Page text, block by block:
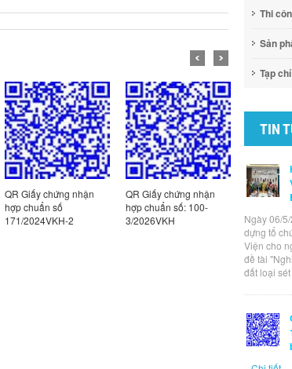
QR Giấy chứng nhận
hợp chuẩn số: 100-
3/2026VKH
QR Giấy chứng nhận
hợp chuẩn số: 100-
2/2026VKH
QR Giấy
hợp
1/
Thi
Sản
Tạp chí
TIN
Ngày 06/
dựng tổ
Viện cho
đề tài
đất loại